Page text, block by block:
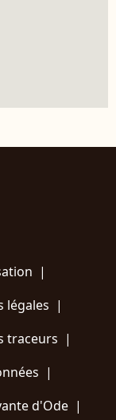
|
légales |
traceurs |
|
d'Ode |